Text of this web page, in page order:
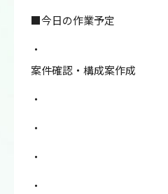
■今日の作業予定
・
案件確認・構成案作成
・
・
・
・